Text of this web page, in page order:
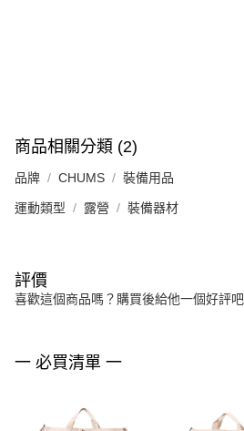
商品相關分類 (2)
品牌 CHUMS 裝備用品
運動類型 露營 裝備器材
評價
喜歡這個商品嗎？購買後給他一個好評吧
一 必買清單 一